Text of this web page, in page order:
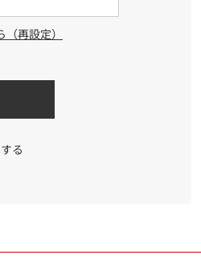
再設定）
る